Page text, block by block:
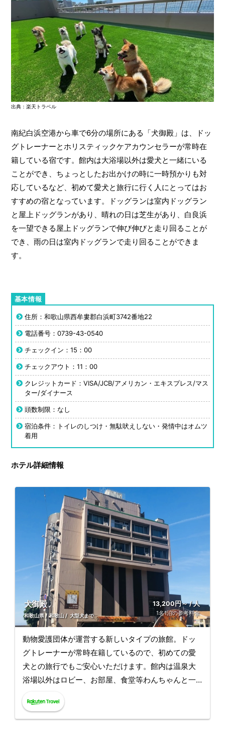
出典：楽天トラベル
南紀白浜空港から車で6分の場所にある「犬御殿」は、ドッ
グトレーナーとホリスティックケアカウンセラーが常時在
籍している宿です。館内は大浴場以外は愛犬と一緒にいる
ことができ、ちょっとしたお出かけの時に一時預かりも対
応しているなど、初めて愛犬と旅行に行く人にとってはお
すすめの宿となっています。ドッグランは室内ドッグラン
と屋上ドッグランがあり、晴れの日は芝生があり、白良浜
を一望できる屋上ドッグランで伸び伸びと走り回ることが
でき、雨の日は室内ドッグランで走り回ることができま
す。
住所：和歌山県西牟婁郡白浜町3742番地22
電話番号：0739-43-0540
チェックイン：15：00
チェックアウト：11：00
クレジットカード：VISA/JCB/アメリカン・エキスプレス/マス
ター/ダイナース
頭数制限：なし
宿泊条件：トイレのしつけ・無駄吠えしない・発情中はオムツ
着用
ホテル詳細情報
犬御殿
和歌山県 和歌山 大型犬まで
13,200円～ / 人
1名1泊の参考料金
動物愛護団体が運営する新しいタイプの旅館。ドッ
グトレーナーが常時在籍しているので、初めての愛
犬との旅行でもご安心いただけます。館内は温泉大
浴場以外はロビー、お部屋、食堂等わんちゃんと一
で、安心して観光やお食事にもお出かけいただけま
す。